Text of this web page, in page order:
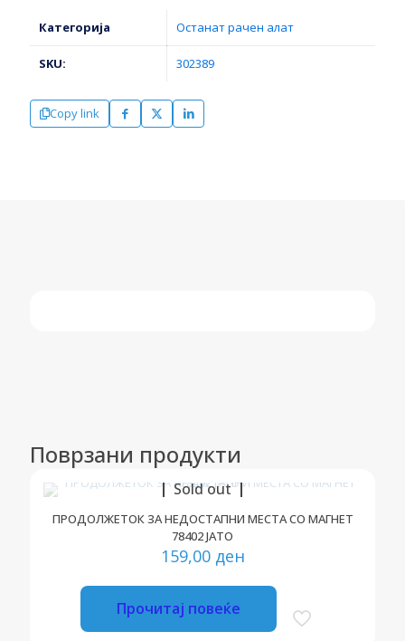
YT-
количина
Категорија Останат рачен алат
SKU: 302389
Copy link
Поврзани продукти
Sold out
ПРОДОЛЖЕТОК ЗА НЕДОСТАПНИ МЕСТА СО МАГНЕТ
78402 ЈАТО
159,00 ден
Прочитај повеќе